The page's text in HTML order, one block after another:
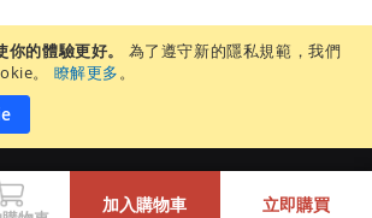
的體驗更好。
為了遵守新的隱私規範，我們
。
瞭解更多。
加入購物車 立即購買
+
-
司 |統一編號 65905937 ©Copyright 2022 by MR.